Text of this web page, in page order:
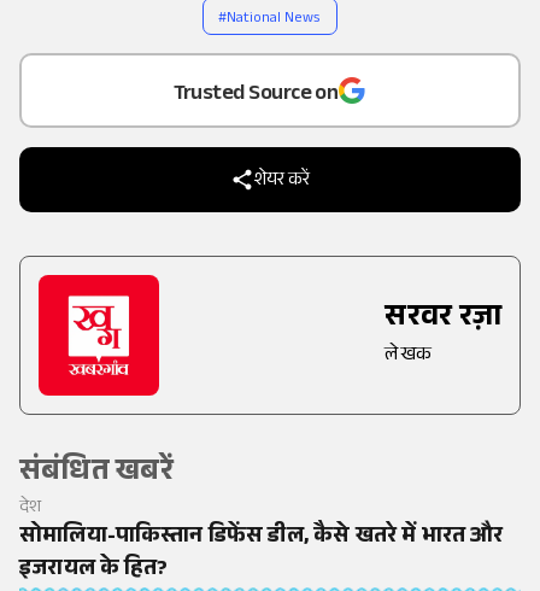
Add
as a
Trusted Source on
शेयर करें
सरवर रज़ा
लेखक
संबंधित खबरें
देश
सोमालिया-पाकिस्तान डिफेंस डील, कैसे खतरे में भारत और
इजरायल के हित?
#National News